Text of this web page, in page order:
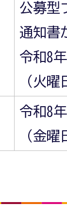
公募型
通知書
令和8
（火
令和8
（金